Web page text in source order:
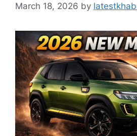
March 18, 2026 by